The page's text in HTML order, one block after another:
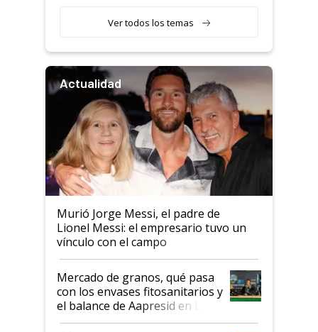
Ver todos los temas
Actualidad
Murió Jorge Messi, el padre de
Lionel Messi: el empresario tuvo un
vínculo con el campo
Mercado de granos, qué pasa
con los envases fitosanitarios y
el balance de Aapresid en La
Posta